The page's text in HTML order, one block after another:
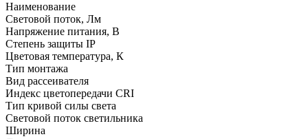
Наименование
Световой поток, Лм
Напряжение питания, В
Степень защиты IP
Цветовая температура, К
Тип монтажа
Вид рассеивателя
Индекс цветопередачи CRI
Тип кривой силы света
Световой поток светильника
Ширина